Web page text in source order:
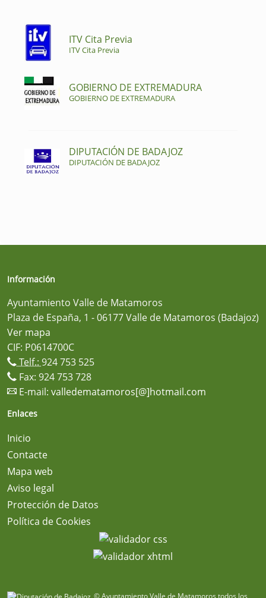
ITV Cita Previa
ITV Cita Previa
GOBIERNO DE EXTREMADURA
GOBIERNO DE EXTREMADURA
DIPUTACIÓN DE BADAJOZ
DIPUTACIÓN DE BADAJOZ
Información
Ayuntamiento Valle de Matamoros
Plaza de España, 1 - 06177 Valle de Matamoros (Badajoz)
Ver mapa
CIF: P0614700C
Telf.: 924 753 525
Fax: 924 753 728
E-mail: valledematamoros[@]hotmail.com
Enlaces
Inicio
Contacte
Mapa web
Aviso legal
Protección de Datos
Política de Cookies